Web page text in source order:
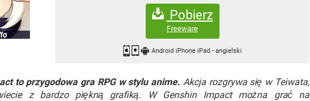
Pobierz
Freeware
Android iPhone iPad - angielski
to przygodowa gra RPG w stylu anime. Akcja rozgrywa się w Teiwata,
z bardzo piękną grafiką. W Genshin Impact można grać na